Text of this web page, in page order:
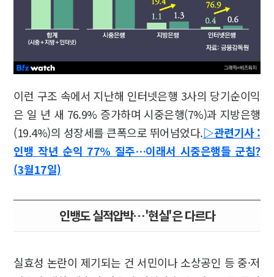
이런 구조 속에서 지난해 인터넷은행 3사의 당기순이익
은 일 년 새 76.9% 증가하며 시중은행(7%)과 지방은행
(19.4%)의 성장세를 큰폭으로 뛰어넘었다.▷관련기사 :
인뱅 작년 순익 77% 질주…이래서 시중은행들 군침?
(3월17일)
인뱅도 실적압박…'현실'은 다르다
실효성 논란이 제기되는 건 서민이나 소상공인 등 중·저